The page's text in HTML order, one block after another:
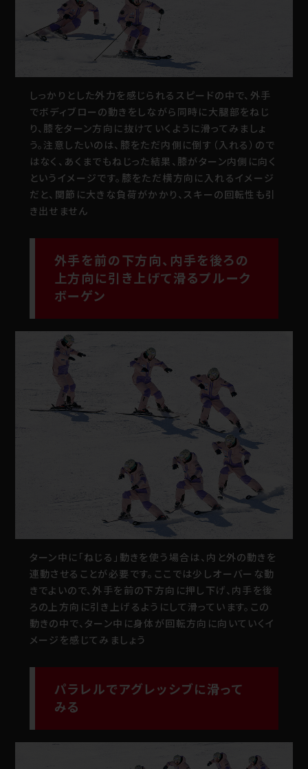
しっかりとした外力を感じられるスピードの中で、外手
でボディブローの動きをしながら同時に大腿部をねじ
り、膝をターン方向に抜けていくように滑ってみましょ
う。注意したいのは、膝をただ内側に倒す（入れる）ので
はなく、あくまでもねじった結果、膝がターン内側に向く
というイメージです。膝をただ横方向に入れるイメージ
だと、関節に大きな負荷がかかり、スキーの回転性も引
き出せません
外手を前の下方向、内手を後ろの
上方向に引き上げて滑るプルーク
ボーゲン
ターン中に「ねじる」動きを使う場合は、内と外の動きを
連動させることが必要です。ここでは少しオーバーな動
きでよいので、外手を前の下方向に押し下げ、内手を後
ろの上方向に引き上げるようにして滑っています。この
動きの中で、ターン中に身体が回転方向に向いていくイ
メージを感じてみましょう
パラレルでアグレッシブに滑って
みる